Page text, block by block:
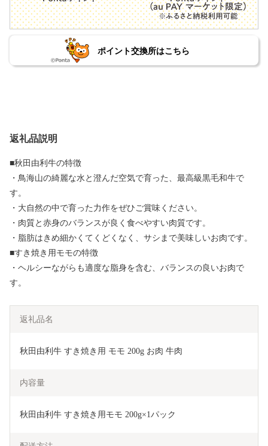
ポイント交換所はこちら
返礼品説明
■秋田由利牛の特徴
・鳥海山の綺麗な水と澄んだ空気で育った、最高級黒毛和牛で
す。
・大自然の中で育った力作をぜひご賞味ください。
・肉質と赤身のバランスが良く食べやすい肉質です。
・脂肪はきめ細かくてくどくなく、サシまで美味しいお肉です。
■すき焼き用モモの特徴
・ヘルシーながらも適度な脂身を含む、バランスの良いお肉で
す。
返礼品名
秋田由利牛 すき焼き用 モモ 200g お肉 牛肉
内容量
秋田由利牛 すき焼き用モモ 200g×1パック